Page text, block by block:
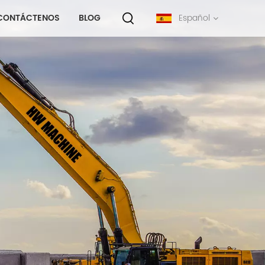
BLOG Español
français
русский
español
português